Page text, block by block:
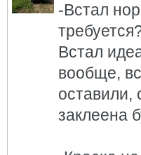
-Встал
Встал
вообще,
оставили,
заклеена